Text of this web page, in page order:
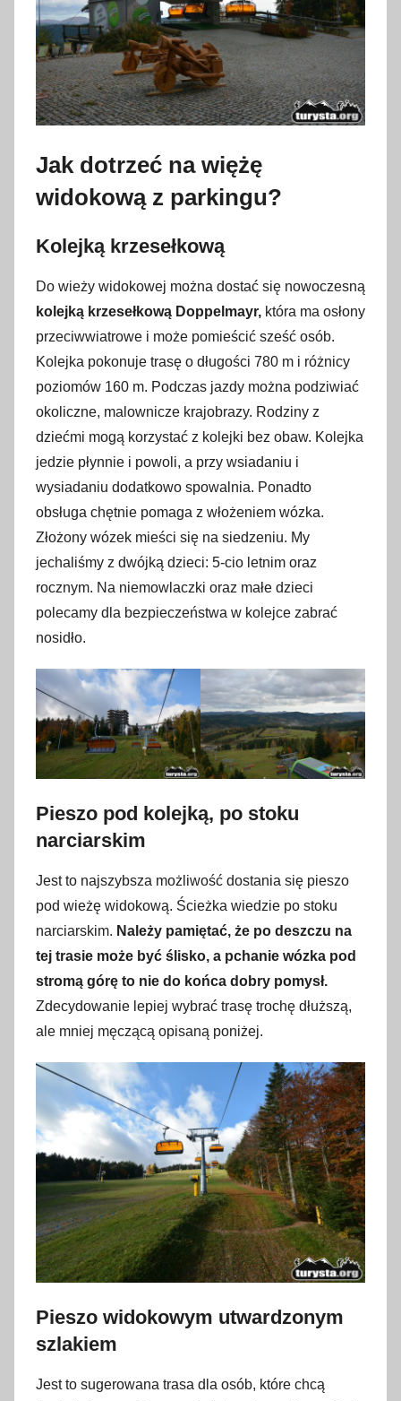
Jak dotrzeć na więżę
widokową z parkingu?
Kolejką krzesełkową
Do wieży widokowej można dostać się nowoczesną
kolejką krzesełkową Doppelmayr, która ma osłony
przeciwwiatrowe i może pomieścić sześć osób.
Kolejka pokonuje trasę o długości 780 m i różnicy
poziomów 160 m. Podczas jazdy można podziwiać
okoliczne, malownicze krajobrazy. Rodziny z
dziećmi mogą korzystać z kolejki bez obaw. Kolejka
jedzie płynnie i powoli, a przy wsiadaniu i
wysiadaniu dodatkowo spowalnia. Ponadto
obsługa chętnie pomaga z włożeniem wózka.
Złożony wózek mieści się na siedzeniu. My
jechaliśmy z dwójką dzieci: 5-cio letnim oraz
rocznym. Na niemowlaczki oraz małe dzieci
polecamy dla bezpieczeństwa w kolejce zabrać
nosidło.
Pieszo pod kolejką, po stoku
narciarskim
Jest to najszybsza możliwość dostania się pieszo
pod wieżę widokową. Ścieżka wiedzie po stoku
narciarskim. Należy pamiętać, że po deszczu na
tej trasie może być ślisko, a pchanie wózka pod
stromą górę to nie do końca dobry pomysł.
Zdecydowanie lepiej wybrać trasę trochę dłuższą,
ale mniej męczącą opisaną poniżej.
Pieszo widokowym utwardzonym
szlakiem
Jest to sugerowana trasa dla osób, które chcą